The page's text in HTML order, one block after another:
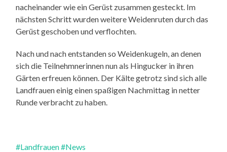
nacheinander wie ein Gerüst zusammen gesteckt. Im
nächsten Schritt wurden weitere Weidenruten durch das
Gerüst geschoben und verflochten.
Nach und nach entstanden so Weidenkugeln, an denen
sich die Teilnehmnerinnen nun als Hingucker in ihren
Gärten erfreuen können. Der Kälte getrotz sind sich alle
Landfrauen einig einen spaßigen Nachmittag in netter
Runde verbracht zu haben.
#Landfrauen#News